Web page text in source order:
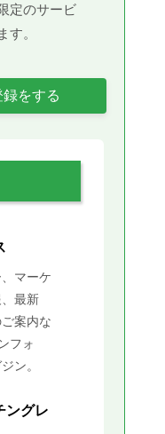
定のサービ
す。
をする
マーケ
最新
案内な
フォ
ン。
ングレ